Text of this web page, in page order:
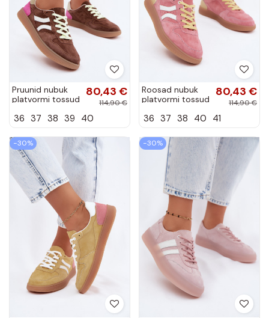
Pruunid nubuk
platvormi tossud
80,43 €
114,90 €
36 37 38 39 40
Roosad nubuk
platvormi tossud
80,43 €
114,90 €
36 37 38 40 41
−30% −30%